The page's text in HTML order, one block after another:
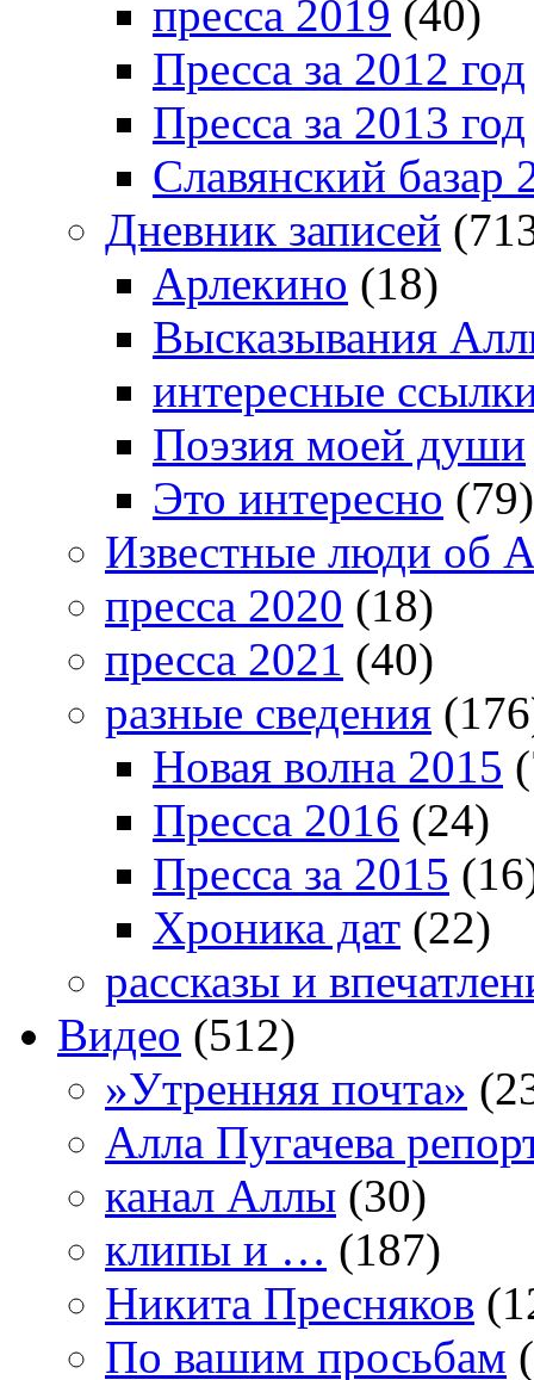
пресса 2019 (40)
Пресса за 2012 год
Пресса за 2013 год
Славянский базар
Дневник записей
Арлекино (18)
Высказывания
интересные
Поэзия моей души
Это интересно (79)
Известные люди об
пресса 2020 (18)
пресса 2021 (40)
разные сведения
Новая волна 2015
Пресса 2016 (24)
Пресса за 2015
Хроника дат (22)
рассказы и
Видео (512)
»Утренняя почта»
Алла Пугачева
канал Аллы (30)
клипы и … (187)
Никита Пресняков
По вашим просьбам